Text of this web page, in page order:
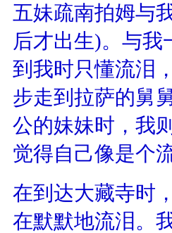
五妹疏南拍姆与
后才出生)。与
到我时只懂流泪
步走到拉萨的舅
公的妹妹时，我
觉得自己像是个
在到达大藏寺时
在默默地流泪。